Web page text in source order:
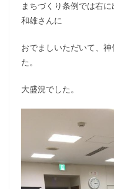
まちづくり条例では右
和雄さんに
おでましいただいて、
た。
大盛況でした。